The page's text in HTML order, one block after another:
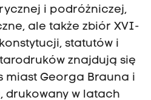
i podróżniczej,
ale także zbiór XVI-
statutów i
znajdują się
miast Georga Brauna i
drukowany w latach